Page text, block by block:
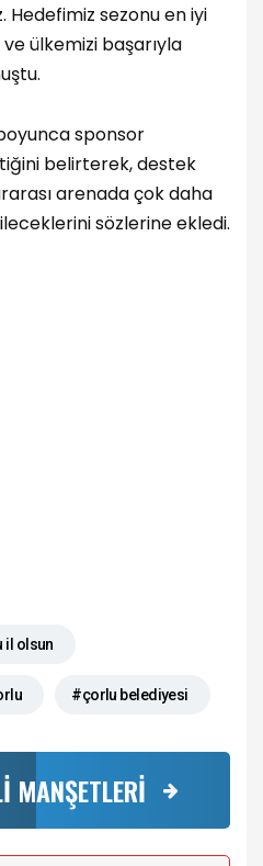
Hedefimiz sezonu en iyi
ülkemizi başarıyla
sponsor
belirterek, destek
arenada çok daha
sözlerine ekledi.
il olsun
#çorlu belediyesi
MANŞETLERİ